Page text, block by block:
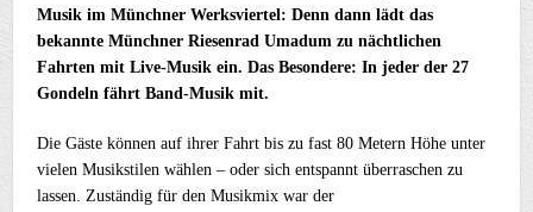
Musik im Münchner Werksviertel: Denn dann lädt das
bekannte Münchner Riesenrad Umadum zu nächtlichen
Fahrten mit Live-Musik ein. Das Besondere: In jeder der 27
Gondeln fährt Band-Musik mit.
Die Gäste können auf ihrer Fahrt bis zu fast 80 Metern Höhe unter
vielen Musikstilen wählen – oder sich entspannt überraschen zu
lassen. Zuständig für den Musikmix war der